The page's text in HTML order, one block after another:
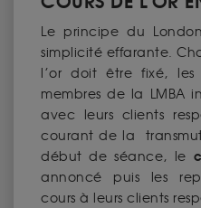
Le principe du
simplicité effarante.
l’or doit être fixé,
membres de la LMBA
avec leurs clients
courant de la
début de séance, le
annoncé puis les
cours à leurs clients